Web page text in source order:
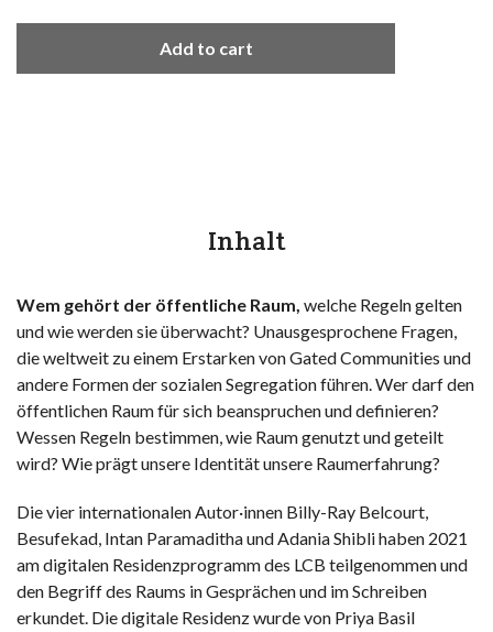
Add to cart
Inhalt
Wem gehört der öffentliche Raum, welche Regeln gelten
und wie werden sie überwacht? Unausgesprochene Fragen,
die weltweit zu einem Erstarken von Gated Communities und
andere Formen der sozialen Segregation führen. Wer darf den
öffentlichen Raum für sich beanspruchen und definieren?
Wessen Regeln bestimmen, wie Raum genutzt und geteilt
wird? Wie prägt unsere Identität unsere Raumerfahrung?
Die vier internationalen Autor·innen Billy-Ray Belcourt,
Besufekad, Intan Paramaditha und Adania Shibli haben 2021
am digitalen Residenzprogramm des LCB teilgenommen und
den Begriff des Raums in Gesprächen und im Schreiben
erkundet. Die digitale Residenz wurde von Priya Basil